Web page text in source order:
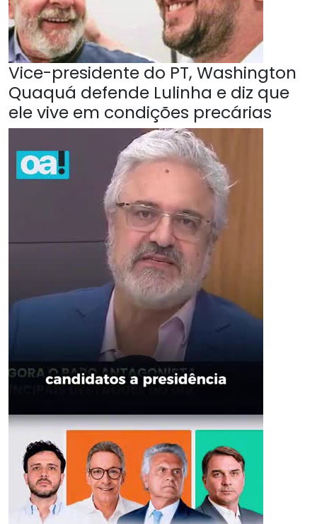
Vice-presidente do PT, Washington
Quaquá defende Lulinha e diz que
ele vive em condições precárias